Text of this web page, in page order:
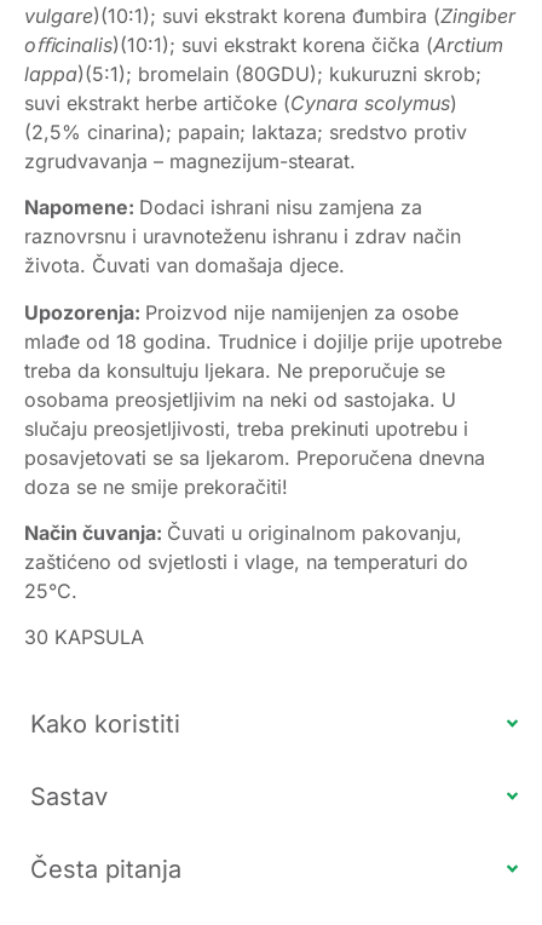
vulgare)(10:1); suvi ekstrakt korena đumbira (Zingiber
oﬃcinalis)(10:1); suvi ekstrakt korena čička (Arctium
lappa)(5:1); bromelain (80GDU); kukuruzni skrob;
suvi ekstrakt herbe artičoke (Cynara scolymus)
(2,5% cinarina); papain; laktaza; sredstvo protiv
zgrudvavanja – magnezijum-stearat.
Napomene: Dodaci ishrani nisu zamjena za
raznovrsnu i uravnoteženu ishranu i zdrav način
života. Čuvati van domašaja djece.
Upozorenja: Proizvod nije namijenjen za osobe
mlađe od 18 godina. Trudnice i dojilje prije upotrebe
treba da konsultuju ljekara. Ne preporučuje se
osobama preosjetljivim na neki od sastojaka. U
slučaju preosjetljivosti, treba prekinuti upotrebu i
posavjetovati se sa ljekarom. Preporučena dnevna
doza se ne smije prekoračiti!
Način čuvanja: Čuvati u originalnom pakovanju,
zaštićeno od svjetlosti i vlage, na temperaturi do
25°C.
30 KAPSULA
Kako koristiti
Sastav
Česta pitanja